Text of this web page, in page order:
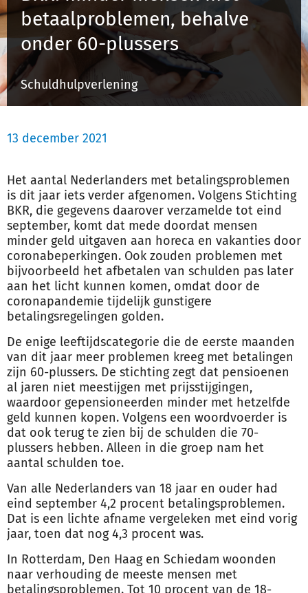
Inloggen
Registreren
betaalproblemen, behalve
onder 60-plussers
Schuldhulpverlening
13 december 2021
Het aantal Nederlanders met betalingsproblemen
is dit jaar iets verder afgenomen. Volgens Stichting
BKR, die gegevens daarover verzamelde tot eind
september, komt dat mede doordat mensen
minder geld uitgaven aan horeca en vakanties door
coronabeperkingen. Ook zouden problemen met
bijvoorbeeld het afbetalen van schulden pas later
aan het licht kunnen komen, omdat door de
coronapandemie tijdelijk gunstigere
betalingsregelingen golden.
De enige leeftijdscategorie die de eerste maanden
van dit jaar meer problemen kreeg met betalingen
zijn 60-plussers. De stichting zegt dat pensioenen
al jaren niet meestijgen met prijsstijgingen,
waardoor gepensioneerden minder met hetzelfde
geld kunnen kopen. Volgens een woordvoerder is
dat ook terug te zien bij de schulden die 70-
plussers hebben. Alleen in die groep nam het
aantal schulden toe.
Van alle Nederlanders van 18 jaar en ouder had
eind september 4,2 procent betalingsproblemen.
Dat is een lichte afname vergeleken met eind vorig
jaar, toen dat nog 4,3 procent was.
In Rotterdam, Den Haag en Schiedam woonden
naar verhouding de meeste mensen met
betalingsproblemen. Tot 10 procent van de 18-